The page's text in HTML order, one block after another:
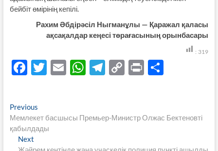
бейбіт өмірінің кепілі.
Рахим Әбдірәсіл Ныгманұлы — Қаражал қаласы
ақсақалдар кеңесі төрағасының орынбасары
: 319
F
b
o
o
T
er
E W
s
p
T
gr
m
C
y
n
P S
e
Навигация
по
записям
PreviousPrevious
post:
Мемлекет басшысы Премьер-Министр Олжас Бектеновті
қабылдады
Next